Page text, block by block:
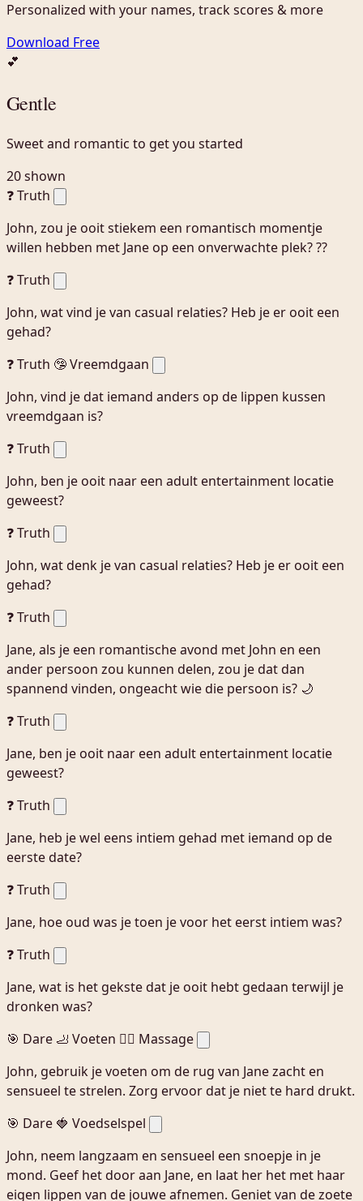
Personalized with your names, track scores & more
Download Free
💕
Gentle
Sweet and romantic to get you started
20 shown
❓ Truth
John, zou je ooit stiekem een romantisch momentje
willen hebben met Jane op een onverwachte plek? ??
❓ Truth
John, wat vind je van casual relaties? Heb je er ooit een
gehad?
❓ Truth 🤥 Vreemdgaan
John, vind je dat iemand anders op de lippen kussen
vreemdgaan is?
❓ Truth
John, ben je ooit naar een adult entertainment locatie
geweest?
❓ Truth
John, wat denk je van casual relaties? Heb je er ooit een
gehad?
❓ Truth
Jane, als je een romantische avond met John en een
ander persoon zou kunnen delen, zou je dat dan
spannend vinden, ongeacht wie die persoon is? 🌙
❓ Truth
Jane, ben je ooit naar een adult entertainment locatie
geweest?
❓ Truth
Jane, heb je wel eens intiem gehad met iemand op de
eerste date?
❓ Truth
Jane, hoe oud was je toen je voor het eerst intiem was?
❓ Truth
Jane, wat is het gekste dat je ooit hebt gedaan terwijl je
dronken was?
🎯 Dare 🦶 Voeten 💆‍♀️ Massage
John, gebruik je voeten om de rug van Jane zacht en
sensueel te strelen. Zorg ervoor dat je niet te hard drukt.
🎯 Dare 🍓 Voedselspel
John, neem langzaam en sensueel een snoepje in je
mond. Geef het door aan Jane, en laat her het met haar
eigen lippen van de jouwe afnemen. Geniet van de zoete